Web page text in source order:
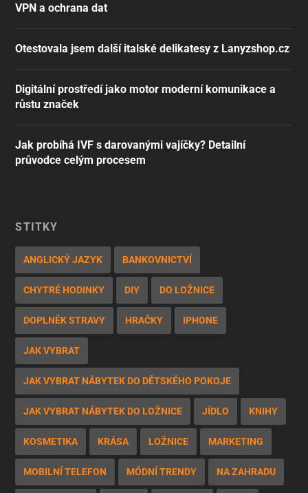
VPN a ochrana dat
Otestovala jsem další italské delikatesy z Lanyzshop.cz
Digitální prostředí jako motor moderní komunikace a
růstu značek
Jak probíhá IVF s darovanými vajíčky? Detailní
průvodce celým procesem
ŠTÍTKY
ANGLICKÝ JAZYK BANKOVNICTVÍ
CHYTRÉ HODINKY DIY DO LOŽNICE
DOPLNĚK STRAVY HRAČKY IPHONE
JAK VYBRAT
JAK VYBRAT NÁBYTEK DO DĚTSKÉHO POKOJE
JAK VYBRAT NÁBYTEK DO LOŽNICE JÍDLO KNIHY
KOSMETIKA KRÁSA LOŽNICE MARKETING
MOBILNÍ TELEFON MÓDNÍ TRENDY NA ZAHRADU